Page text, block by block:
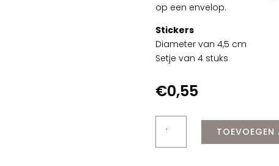
op een envelop.
Stickers
Diameter van 4,5 cm
Setje van 4 stuks
€0,55
Sticker
Dankje
TOEVOEGEN